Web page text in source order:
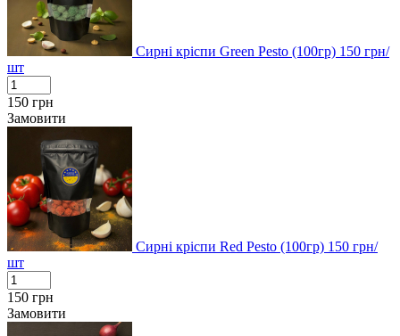
Сирні кріспи Green Pesto (100гр) 150 грн/
шт
150 грн
Замовити
Сирні кріспи Red Pesto (100гр) 150 грн/
шт
150 грн
Замовити